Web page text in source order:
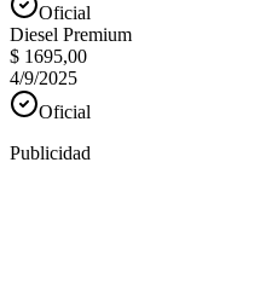
Oficial
Diesel Premium
$ 1695,00
4/9/2025
Oficial
Publicidad